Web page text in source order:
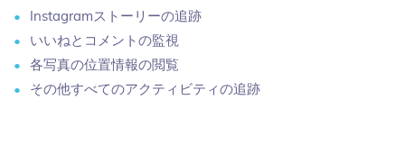
Instagramストーリーの追跡
いいねとコメントの監視
各写真の位置情報の閲覧
その他すべてのアクティビティの追跡